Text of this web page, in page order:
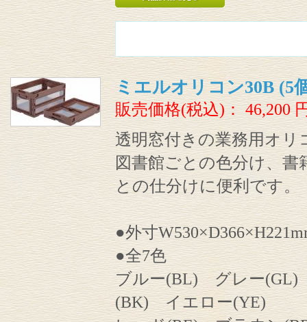
ミエルオリコン30B (5
販売価格(税込)：46,200
透明窓付きの業務用オリ
図書館ごとの色分け、
との仕分けに便利です。
●外寸
●全7色
ブルー(BL) グレー
(BK) イエロー(YE)